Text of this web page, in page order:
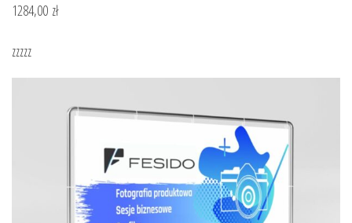
1284,00 zł
zzzzz